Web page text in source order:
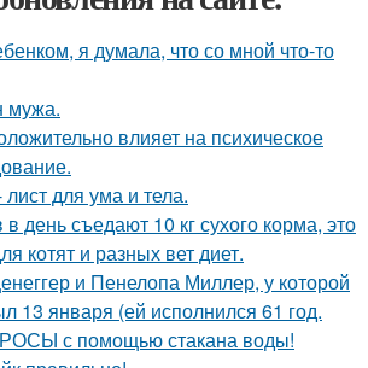
я думала, что со мной что-то
мужа.
влияет на психическое
лист для ума и тела.
день съедают 10 кг сухого корма, это
котят и разных вет диет.
и Пенелопа Миллер, у которой
13 января (ей исполнился 61 год.
с помощью стакана воды!